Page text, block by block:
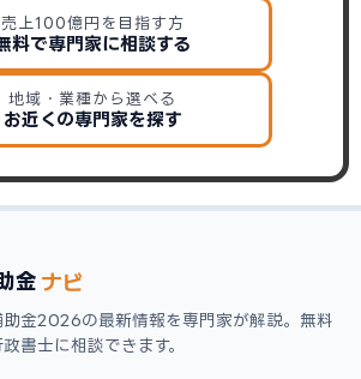
売上100億円を目指す方
料で専門家に相談する
地域・業種から選べる
お近くの専門家を探す
金 ナビ
金2026の最新情報を専門家が解説。無料
書士に相談できます。